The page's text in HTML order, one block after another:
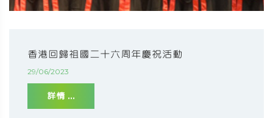
香港回歸祖國二十六周年慶祝活動
29/06/2023
詳情 ...